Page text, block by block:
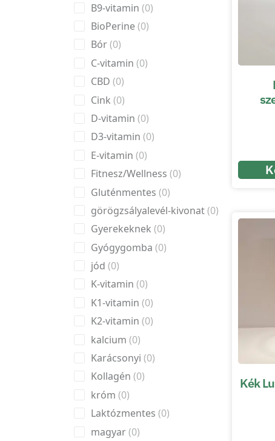
B9-vitamin 0
BioPerine 0
Bór 0
C-vitamin 0
CBD 0
Cink 0
D-vitamin 0
D3-vitamin 0
E-vitamin 0
Fitnesz/Wellness 0
Gluténmentes 0
görögzsályalevél-kivonat 0
Gyerekeknek 0
Gyógygomba 0
jód 0
K-vitamin 0
K1-vitamin 0
K2-vitamin 0
kalcium 0
Karácsonyi 0
Kollagén 0
króm 0
Laktózmentes 0
magyar 0
Kék